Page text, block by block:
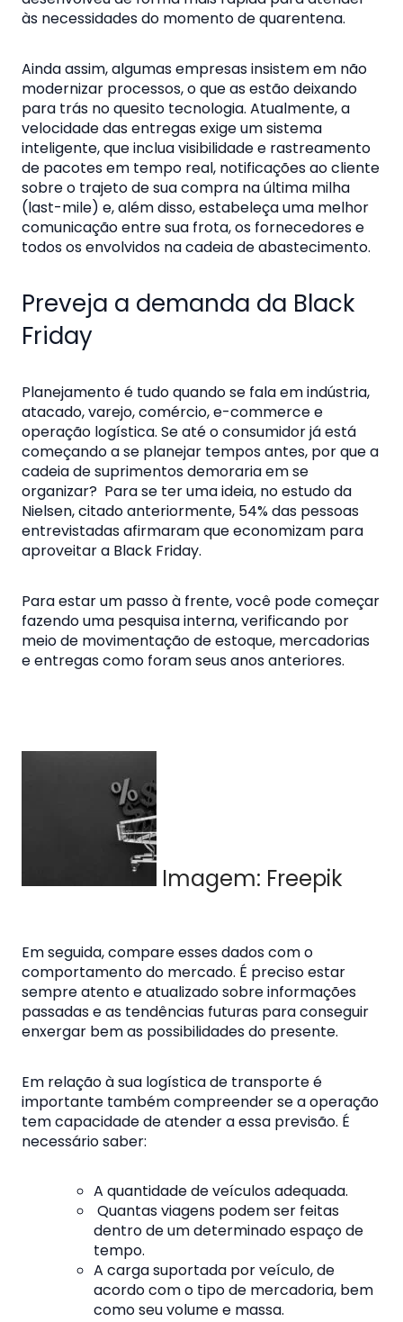
às necessidades do momento de quarentena.
Ainda assim, algumas empresas insistem em não
modernizar processos, o que as estão deixando
para trás no quesito tecnologia. Atualmente, a
velocidade das entregas exige um sistema
inteligente, que inclua visibilidade e rastreamento
de pacotes em tempo real, notificações ao cliente
sobre o trajeto de sua compra na última milha
(last-mile) e, além disso, estabeleça uma melhor
comunicação entre sua frota, os fornecedores e
todos os envolvidos na cadeia de abastecimento.
Preveja a demanda da Black
Friday
Planejamento é tudo quando se fala em indústria,
atacado, varejo, comércio, e-commerce e
operação logística. Se até o consumidor já está
começando a se planejar tempos antes, por que a
cadeia de suprimentos demoraria em se
organizar? Para se ter uma ideia, no estudo da
Nielsen, citado anteriormente, 54% das pessoas
entrevistadas afirmaram que economizam para
aproveitar a Black Friday.
Para estar um passo à frente, você pode começar
fazendo uma pesquisa interna, verificando por
meio de movimentação de estoque, mercadorias
e entregas como foram seus anos anteriores.
Imagem: Freepik
Em seguida, compare esses dados com o
comportamento do mercado. É preciso estar
sempre atento e atualizado sobre informações
passadas e as tendências futuras para conseguir
enxergar bem as possibilidades do presente.
Em relação à sua logística de transporte é
importante também compreender se a operação
tem capacidade de atender a essa previsão. É
necessário saber:
A quantidade de veículos adequada.
Quantas viagens podem ser feitas
dentro de um determinado espaço de
tempo.
A carga suportada por veículo, de
acordo com o tipo de mercadoria, bem
como seu volume e massa.